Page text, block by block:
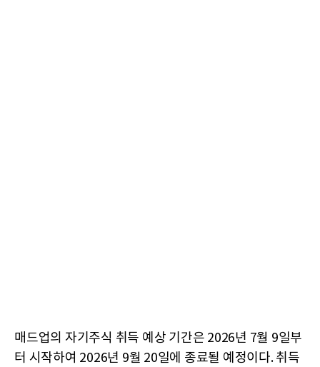
매드업의 자기주식 취득 예상 기간은 2026년 7월 9일부
터 시작하여 2026년 9월 20일에 종료될 예정이다. 취득